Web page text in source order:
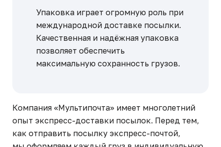
Упаковка играет огромную роль при
международной доставке посылки.
Качественная и надёжная упаковка
позволяет обеспечить
максимальную сохранность грузов.
Компания «Мультипочта» имеет многолетний
опыт экспресс-доставки посылок. Перед тем,
как отправить посылку экспресс-почтой,